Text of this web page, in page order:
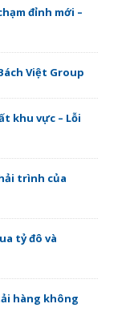
đỉnh mới –
Việt Group
khu vực – Lỗi
trình của
tỷ đô và
hàng không